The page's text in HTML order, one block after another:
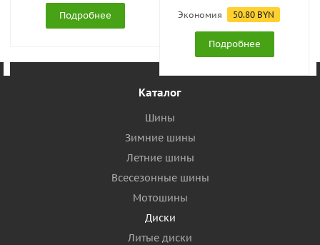
Подробнее Экономия 50.80 BYN
Подробнее
Каталог
Шины
Зимние шины
Летние шины
Всесезонные шины
Мотошины
Диски
Литые диски